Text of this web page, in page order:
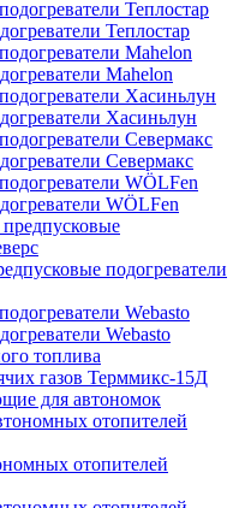
Теплостар
Mahelon
Хасиньлун
Севермакс
WÖLFen
подогреватели
Webasto
топлива
газов Терммикс-15Д
для автономок
отопителей